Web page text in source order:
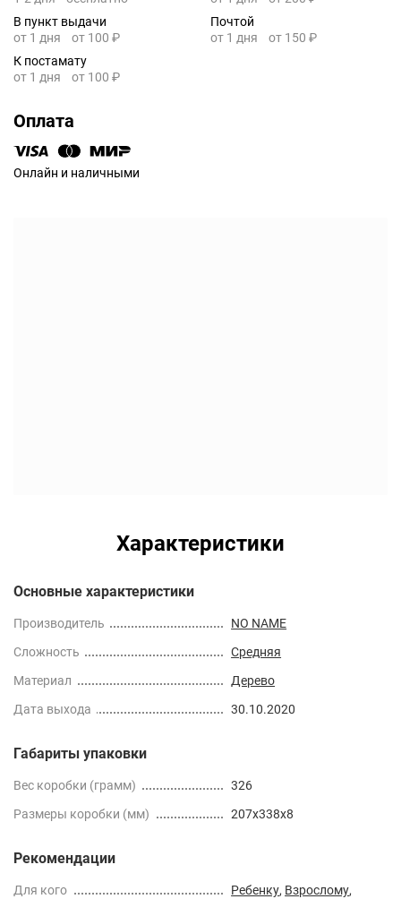
В пункт выдачи
от 1 дня
от 100 ₽
Почтой
от 1 дня
от 150 ₽
К постамату
от 1 дня
от 100 ₽
Оплата
Онлайн и наличными
Характеристики
Основные характеристики
Производитель
NO NAME
Сложность
Средняя
Материал
Дерево
Дата выхода
30.10.2020
Габариты упаковки
Вес коробки (грамм)
326
Размеры коробки (мм)
207x338x8
Рекомендации
Для кого Ребенку, Взрослому,